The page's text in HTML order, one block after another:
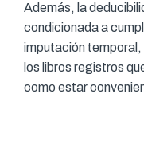
Además, la
condicionada a
imputación temporal,
los libros registros
como estar